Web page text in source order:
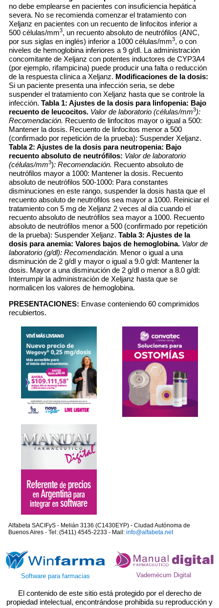
no debe emplearse en pacientes con insuficiencia hepática
severa. No se recomienda comenzar el tratamiento con
Xeljanz en pacientes con un recuento de linfocitos inferior a
500 células/mm3, un recuento absoluto de neutrófilos (ANC,
por sus siglas en inglés) inferior a 1000 células/mm3, o con
niveles de hemoglobina inferiores a 9 g/dl. La administración
concomitante de Xeljanz con potentes inductores de CYP3A4
(por ejemplo, rifampicina) puede producir una falta o reducción
de la respuesta clínica a Xeljanz. Modificaciones de la dosis:
Si un paciente presenta una infección seria, se debe
suspender el tratamiento con Xeljanz hasta que se controle la
infección. Tabla 1: Ajustes de la dosis para linfopenia: Bajo
recuento de leucocitos. Valor de laboratorio (células/mm3):
Recomendación. Recuento de linfocitos mayor o igual a 500:
Mantener la dosis. Recuento de linfocitos menor a 500
(confirmado por repetición de la prueba): Suspender Xeljanz.
Tabla 2: Ajustes de la dosis para neutropenia: Bajo
recuento absoluto de neutrófilos: Valor de laboratorio
(células/mm3): Recomendación. Recuento absoluto de
neutrófilos mayor a 1000: Mantener la dosis. Recuento
absoluto de neutrófilos 500-1000: Para constantes
disminuciones en este rango, suspender la dosis hasta que el
recuento absoluto de neutrófilos sea mayor a 1000. Reiniciar el
tratamiento con 5 mg de Xeljanz 2 veces al día cuando el
recuento absoluto de neutrófilos sea mayor a 1000. Recuento
absoluto de neutrófilos menor a 500 (confirmado por repetición
de la prueba): Suspender Xeljanz. Tabla 3: Ajustes de la
dosis para anemia: Valores bajos de hemoglobina. Valor de
laboratorio (g/dl): Recomendación. Menor o igual a una
disminución de 2 g/dl y mayor o igual a 9.0 g/dl: Mantener la
dosis. Mayor a una disminución de 2 g/dl o menor a 8.0 g/dl:
Interrumpir la administración de Xeljanz hasta que se
normalicen los valores de hemoglobina.
PRESENTACIONES: Envase conteniendo 60 comprimidos
recubiertos.
Alfabeta SACIFyS - Melián 3136 (C1430EYP) - Ciudad Autónoma de
Buenos Aires - Tel: (5411) 4545-2233 - Mail: info@alfabeta.net
Software para farmacias Vademécum Digital
El contenido de este sitio está protegido por el derecho de
propiedad intelectual, encontrándose prohibida su reproducción y